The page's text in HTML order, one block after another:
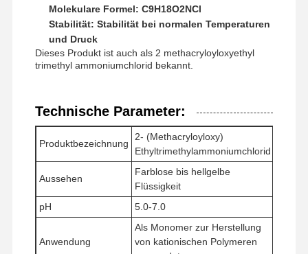
Molekulare Formel: C9H18O2NCl
Stabilität: Stabilität bei normalen Temperaturen
und Druck
Dieses Produkt ist auch als 2 methacryloyloxyethyl
trimethyl ammoniumchlorid bekannt.
Technische Parameter:
Produktbezeichnung
2- (Methacryloyloxy)
Ethyltrimethylammoniumchlorid
Aussehen
Farblose bis hellgelbe
Flüssigkeit
pH
5.0-7.0
Anwendung
Als Monomer zur Herstellung
von kationischen Polymeren